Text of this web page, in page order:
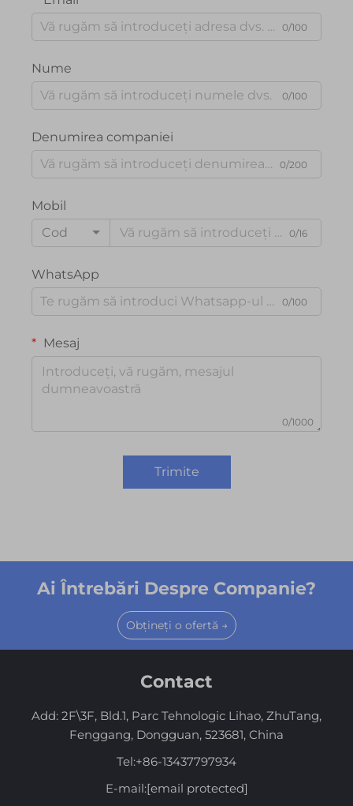
0/100
Nume
0/100
Denumirea companiei
0/200
Mobil
Cod
0/16
WhatsApp
0/100
Mesaj
0/1000
Trimite
Ai Întrebări Despre Companie?
Obțineți o ofertă →
Contact
Add: 2F\3F, Bld.1, Parc Tehnologic Lihao, ZhuTang,
Fenggang, Dongguan, 523681, China
Tel:+86-13437797934
E-mail:[email protected]